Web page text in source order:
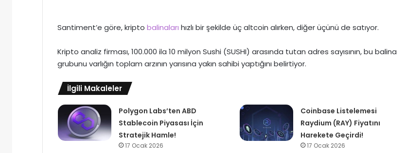
Santiment’e göre, kripto balinaları hızlı bir şekilde üç altcoin alırken, diğer üçünü de satıyor.
Kripto analiz firması, 100.000 ila 10 milyon Sushi (SUSHI) arasında tutan adres sayısının, bu balina
grubunu varlığın toplam arzının yarısına yakın sahibi yaptığını belirtiyor.
İlgili Makaleler
Polygon Labs’ten ABD
Stablecoin Piyasası İçin
Stratejik Hamle!
17 Ocak 2026
Coinbase Listelemesi
Raydium (RAY) Fiyatını
Harekete Geçirdi!
17 Ocak 2026